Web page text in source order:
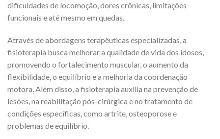
dificuldades de locomoção, dores crônicas, limitações
funcionais e até mesmo em quedas.
Através de abordagens terapêuticas especializadas, a
fisioterapia busca melhorar a qualidade de vida dos idosos,
promovendo o fortalecimento muscular, o aumento da
flexibilidade, o equilíbrio e a melhoria da coordenação
motora. Além disso, a fisioterapia auxilia na prevenção de
lesões, na reabilitação pós-cirúrgica e no tratamento de
condições específicas, como artrite, osteoporose e
problemas de equilíbrio.